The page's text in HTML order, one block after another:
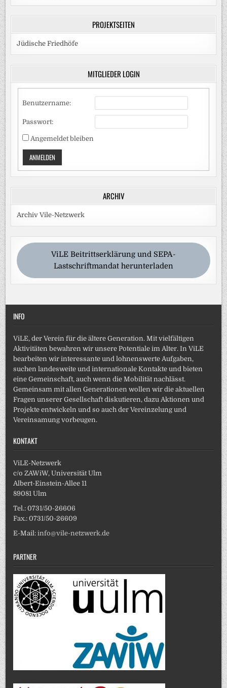
PROJEKTSEITEN
Jüdische Friedhöfe
MITGLIEDER LOGIN
Benutzername:
Passwort:
Angemeldet bleiben
ANMELDEN
ARCHIV
Archiv Vile-Netzwerk
ViLE Beitrittserklärung und SEPA-
Lastschriftmandat herunterladen
INFO
ViLE, der Verein für die ältere Generation. Mit vielfältigen
Aktivitäten bewahren wir unsere Potentiale im Alter. In ViLE
bearbeiten wir interessante und lohnenswerte Aufgaben,
suchen landesweite und internationale Kontakte und bieten
eine Gemeinschaft, auch wenn die Mobilität nachlässt.
Gemeinsam mit allen Generationen wollen wir die aktuellen
Fragen unserer Gesellschaft diskutieren, dazu Aktionen und
Projekte entwickeln und so auch der Vereinzelung und
Vereinsamung vorbeugen.
KONTAKT
ViLE-Netzwerk
c/o ZAWiW, Universität Ulm
Albert-Einstein-Allee 11
89081 Ulm
Tel.: 0731/50-26606
Fax.: 0731/50-26609
E-Mail:info@vile-netzwerk.de
PARTNER